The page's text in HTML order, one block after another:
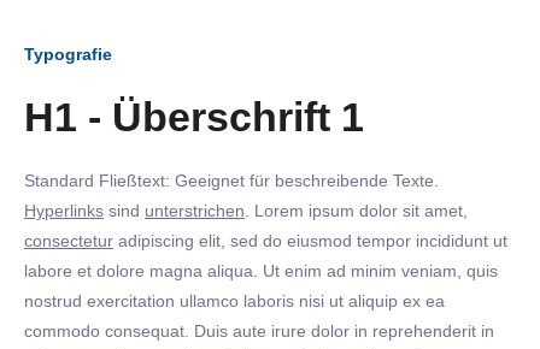
Typografie
H1 - Überschrift 1
Standard Fließtext: Geeignet für beschreibende Texte.
Hyperlinks sind unterstrichen . Lorem ipsum dolor sit amet,
consectetur adipiscing elit, sed do eiusmod tempor incididunt ut
labore et dolore magna aliqua. Ut enim ad minim veniam, quis
nostrud exercitation ullamco laboris nisi ut aliquip ex ea
commodo consequat. Duis aute irure dolor in reprehenderit in